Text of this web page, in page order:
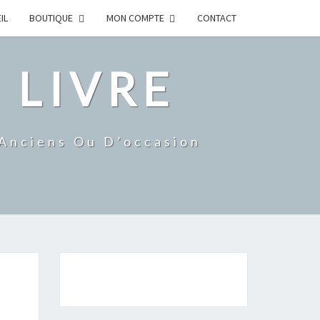
BOUTIQUE MON COMPTE CONTACT
LIVRE
Ou D’occasion